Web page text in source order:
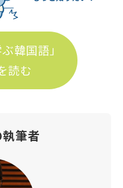
韓国語」
読む
筆者